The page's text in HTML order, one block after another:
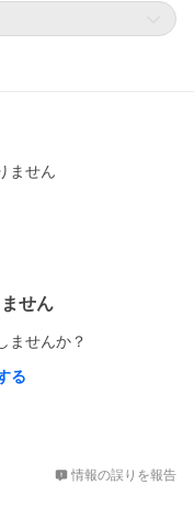
ません
せん
ませんか？
る
情報の誤りを報告